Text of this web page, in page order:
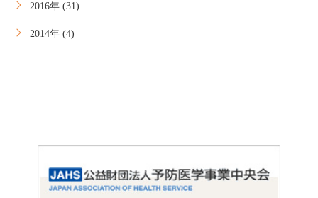
2016年 (31)
2014年 (4)